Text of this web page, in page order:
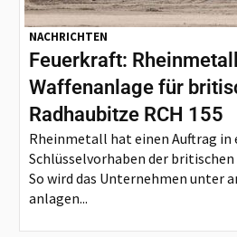
NACHRICHTEN
Feuerkraft:
Waffenanlage für
Radhaubitze RCH 155
Rheinmetall hat einen Auftrag in
Schlüsselvorhaben der
So wird das Unternehmen unter
anlagen...